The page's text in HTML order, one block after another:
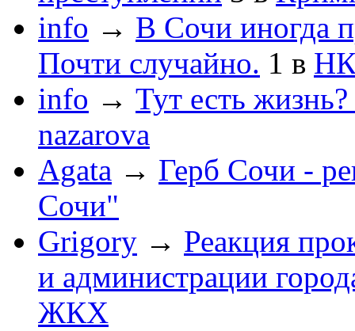
info → В Сочи иногда
Почти случайно. 1 в
info → Тут есть
nazarova
Agata → Герб Сочи -
Сочи"
Grigory → Реакция
и администрации
ЖКХ